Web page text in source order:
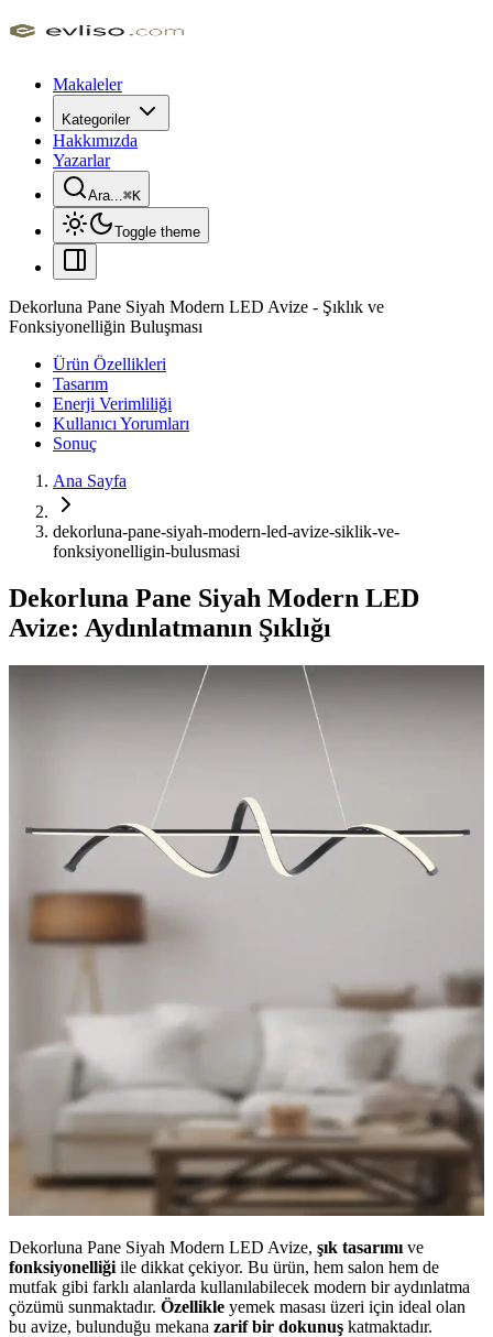
Makaleler
Kategoriler
Hakkımızda
Yazarlar
Ara...⌘K
Toggle theme
Dekorluna Pane Siyah Modern LED Avize - Şıklık ve
Fonksiyonelliğin Buluşması
Ürün Özellikleri
Tasarım
Enerji Verimliliği
Kullanıcı Yorumları
Sonuç
Ana Sayfa
dekorluna-pane-siyah-modern-led-avize-siklik-ve-
fonksiyonelligin-bulusmasi
Dekorluna Pane Siyah Modern LED
Avize: Aydınlatmanın Şıklığı
Dekorluna Pane Siyah Modern LED Avize, şık tasarımı ve
fonksiyonelliği ile dikkat çekiyor. Bu ürün, hem salon hem de
mutfak gibi farklı alanlarda kullanılabilecek modern bir aydınlatma
çözümü sunmaktadır. Özellikle yemek masası üzeri için ideal olan
bu avize, bulunduğu mekana zarif bir dokunuş katmaktadır.